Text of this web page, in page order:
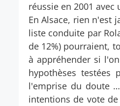
réussie en 2001 avec
En Alsace, rien n'est
liste conduite par
de 12%) pourraient,
à appréhender si
hypothèses testées
l'emprise du doute
intentions de vote